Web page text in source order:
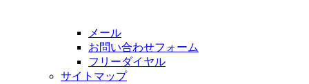
メール
お問い合わせフォーム
フリーダイヤル
サイトマップ